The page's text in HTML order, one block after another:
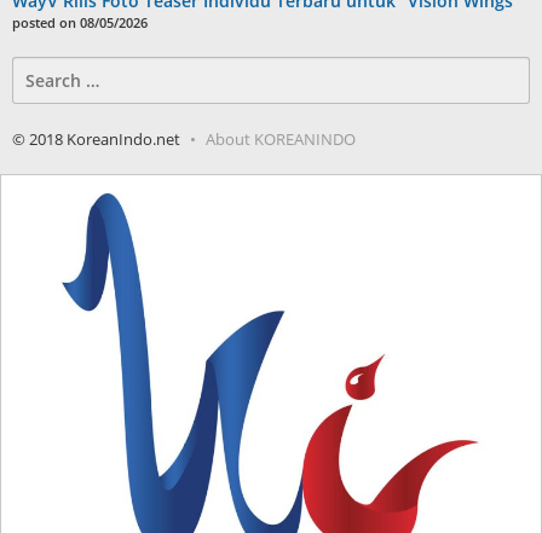
posted on 08/05/2026
for:
© 2018 KoreanIndo.net About KOREANINDO